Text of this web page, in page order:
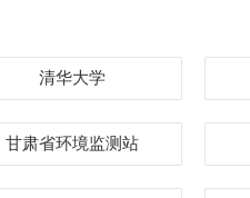
清华大学
甘肃省环境监测站